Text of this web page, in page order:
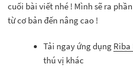
cuối bài viết nhé ! Mình sẽ ra
từ cơ bản đến nâng cao !
Tải ngay ứng dụng Riba
thú vị khác